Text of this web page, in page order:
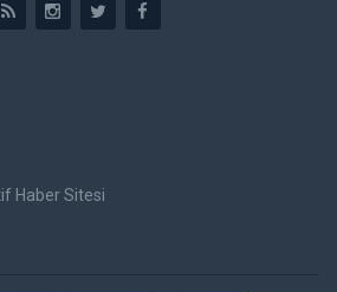
Haber Sitesi